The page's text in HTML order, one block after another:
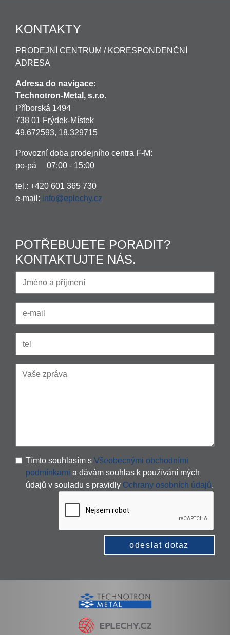
KONTAKTY
PRODEJNÍ CENTRUM / KORESPONDENČNÍ
ADRESA
Adresa do navigace:
Technotron-Metal, s.r.o.
Příborská 1494
738 01 Frýdek-Místek
49.672593, 18.329715
Provozní doba prodejního centra F-M:
po-pá 07:00 - 15:00
tel.: +420 601 365 730
e-mail: info@eplechy.cz
POTŘEBUJETE PORADIT?
KONTAKTUJTE NÁS.
Tímto souhlasím s Všeobecnými obchodními
podmínkami a dávám souhlas k používání mých
údajů v souladu s pravidly Ochrany osobních údajů.
odeslat dotaz